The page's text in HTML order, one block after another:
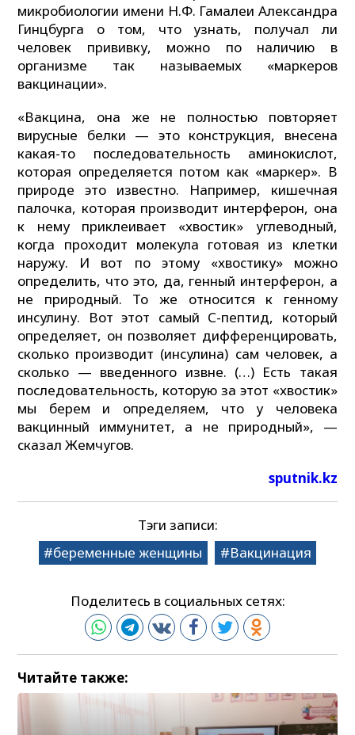
микробиологии имени Н.Ф. Гамалеи Александра
Гинцбурга о том, что узнать, получал ли
человек прививку, можно по наличию в
организме так называемых «маркеров
вакцинации».
«Вакцина, она же не полностью повторяет
вирусные белки — это конструкция, внесена
какая-то последовательность аминокислот,
которая определяется потом как «маркер». В
природе это известно. Например, кишечная
палочка, которая производит интерферон, она
к нему приклеивает «хвостик» углеводный,
когда проходит молекула готовая из клетки
наружу. И вот по этому «хвостику» можно
определить, что это, да, генный интерферон, а
не природный. То же относится к генному
инсулину. Вот этот самый С-пептид, который
определяет, он позволяет дифференцировать,
сколько производит (инсулина) сам человек, а
сколько — введенного извне. (…) Есть такая
последовательность, которую за этот «хвостик»
мы берем и определяем, что у человека
вакцинный иммунитет, а не природный», —
сказал Жемчугов.
sputnik.kz
Тэги записи:
беременные женщины
Вакцинация
Поделитесь в социальных сетях:
Читайте также: